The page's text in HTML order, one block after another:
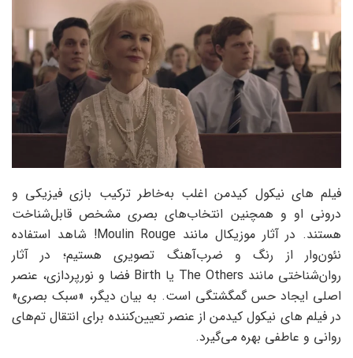
فیلم های نیکول کیدمن اغلب به‌خاطر ترکیب بازی فیزیکی و
درونی او و همچنین انتخاب‌های بصری مشخص قابل‌شناخت
هستند. در آثار موزیکال مانند Moulin Rouge! شاهد استفاده
نئون‌وار از رنگ و ضرب‌آهنگ تصویری هستیم؛ در آثار
روان‌شناختی مانند The Others یا Birth فضا و نورپردازی، عنصر
اصلی ایجاد حس گمگشتگی است. به بیان دیگر، «سبک بصری»
در فیلم های نیکول کیدمن از عنصر تعیین‌کننده برای انتقال تم‌های
روانی و عاطفی بهره می‌گیرد.